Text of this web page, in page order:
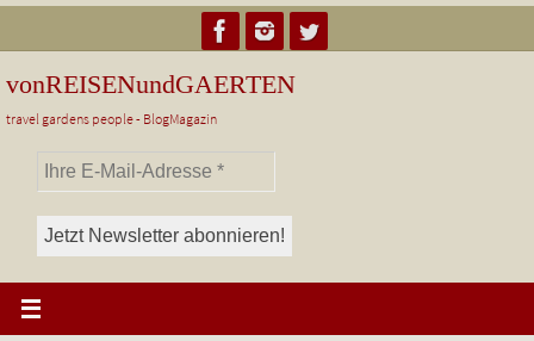
Inhalt
springen
vonREISENundGAERTEN
travel gardens people - BlogMagazin